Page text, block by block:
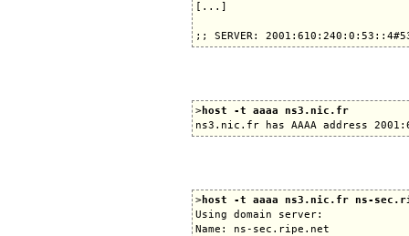
[...]
>host -t aaaa ns3.nic.fr
>host -t aaaa ns3.nic.fr ns-
Using domain server:
Name: ns-sec.ripe.net